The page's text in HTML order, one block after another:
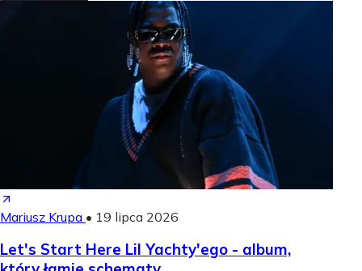
Mariusz Krupa • 19 lipca 2026
Let's Start Here Lil Yachty'ego - album,